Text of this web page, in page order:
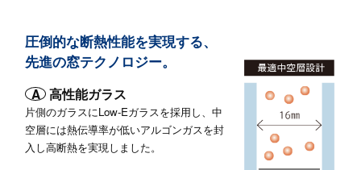
圧倒的な断熱性能を実現する、
先進の窓テクノロジー。
A 高性能ガラス
片側のガラスにLow-Eガラスを採用し、中
空層には熱伝導率が低いアルゴンガスを封
入し高断熱を実現しました。